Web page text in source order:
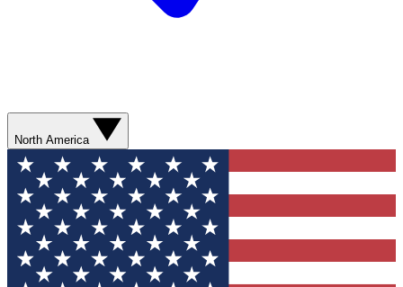
North America